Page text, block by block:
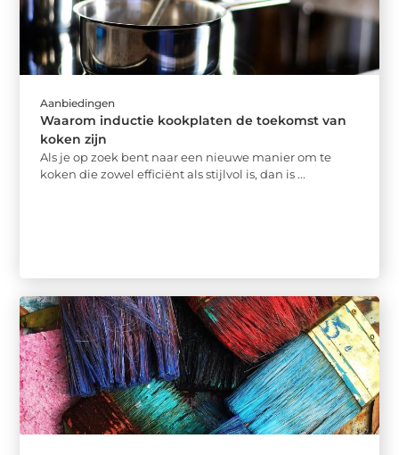
Aanbiedingen
Waarom inductie kookplaten de toekomst van
koken zijn
Als je op zoek bent naar een nieuwe manier om te
koken die zowel efficiënt als stijlvol is, dan is ...